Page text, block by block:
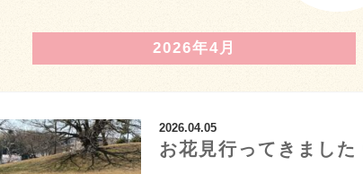
2026年4月
2026.04.05
お花見行ってきました